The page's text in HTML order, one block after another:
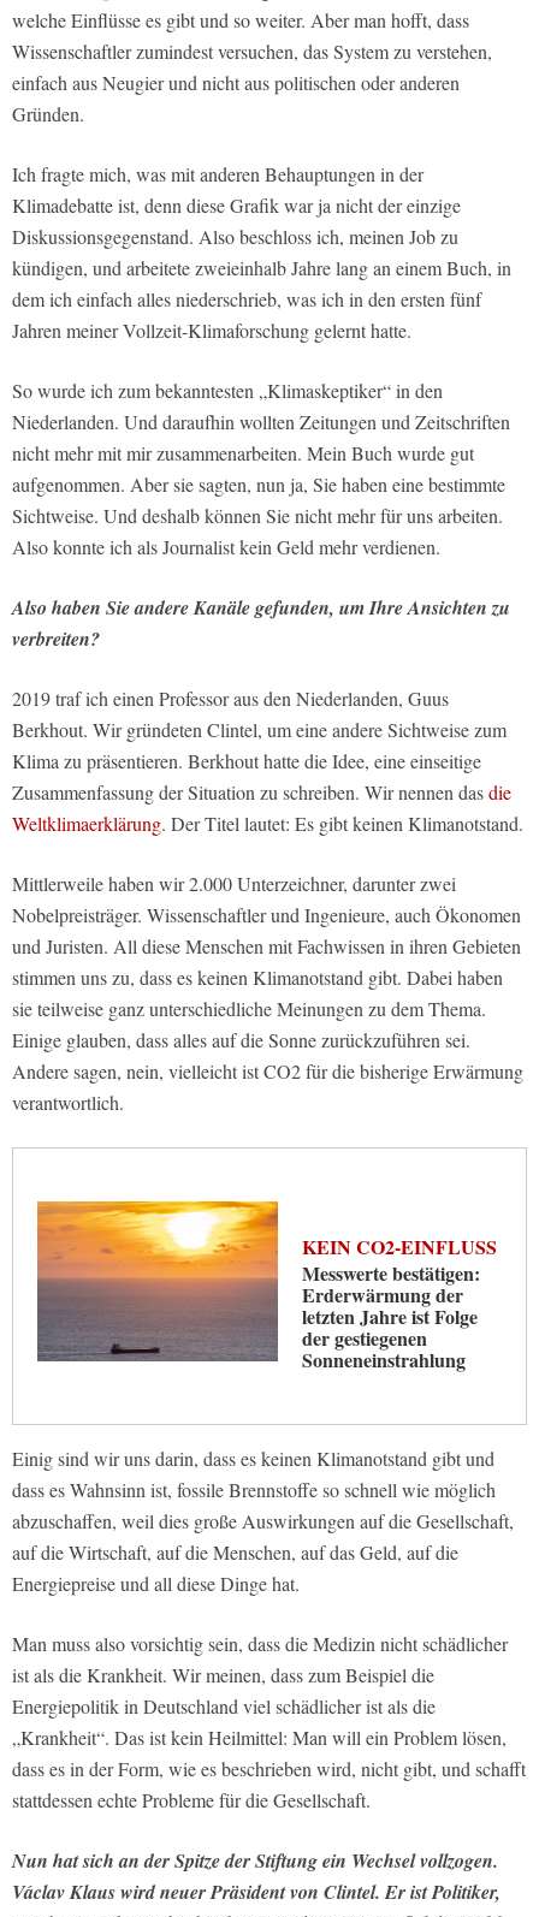
welche Einflüsse es gibt und so weiter. Aber man hofft, dass
Wissenschaftler zumindest versuchen, das System zu verstehen,
einfach aus Neugier und nicht aus politischen oder anderen
Gründen.
Ich fragte mich, was mit anderen Behauptungen in der
Klimadebatte ist, denn diese Grafik war ja nicht der einzige
Diskussionsgegenstand. Also beschloss ich, meinen Job zu
kündigen, und arbeitete zweieinhalb Jahre lang an einem Buch, in
dem ich einfach alles niederschrieb, was ich in den ersten fünf
Jahren meiner Vollzeit-Klimaforschung gelernt hatte.
So wurde ich zum bekanntesten „Klimaskeptiker“ in den
Niederlanden. Und daraufhin wollten Zeitungen und Zeitschriften
nicht mehr mit mir zusammenarbeiten. Mein Buch wurde gut
aufgenommen. Aber sie sagten, nun ja, Sie haben eine bestimmte
Sichtweise. Und deshalb können Sie nicht mehr für uns arbeiten.
Also konnte ich als Journalist kein Geld mehr verdienen.
Also haben Sie andere Kanäle gefunden, um Ihre Ansichten zu
verbreiten?
2019 traf ich einen Professor aus den Niederlanden, Guus
Berkhout. Wir gründeten Clintel, um eine andere Sichtweise zum
Klima zu präsentieren. Berkhout hatte die Idee, eine einseitige
Zusammenfassung der Situation zu schreiben. Wir nennen dasdie
Weltklimaerklärung. Der Titel lautet: Es gibt keinen Klimanotstand.
Mittlerweile haben wir 2.000 Unterzeichner, darunter zwei
Nobelpreisträger. Wissenschaftler und Ingenieure, auch Ökonomen
und Juristen. All diese Menschen mit Fachwissen in ihren Gebieten
stimmen uns zu, dass es keinen Klimanotstand gibt. Dabei haben
sie teilweise ganz unterschiedliche Meinungen zu dem Thema.
Einige glauben, dass alles auf die Sonne zurückzuführen sei.
Andere sagen, nein, vielleicht ist CO2 für die bisherige Erwärmung
verantwortlich.
KEIN CO2-EINFLUSS
Messwerte bestätigen:
Erderwärmung der
letzten Jahre ist Folge
der gestiegenen
Sonneneinstrahlung
Einig sind wir uns darin, dass es keinen Klimanotstand gibt und
dass es Wahnsinn ist, fossile Brennstoffe so schnell wie möglich
abzuschaffen, weil dies große Auswirkungen auf die Gesellschaft,
auf die Wirtschaft, auf die Menschen, auf das Geld, auf die
Energiepreise und all diese Dinge hat.
Man muss also vorsichtig sein, dass die Medizin nicht schädlicher
ist als die Krankheit. Wir meinen, dass zum Beispiel die
Energiepolitik in Deutschland viel schädlicher ist als die
„Krankheit“. Das ist kein Heilmittel: Man will ein Problem lösen,
dass es in der Form, wie es beschrieben wird, nicht gibt, und schafft
stattdessen echte Probleme für die Gesellschaft.
Nun hat sich an der Spitze der Stiftung ein Wechsel vollzogen.
Václav Klaus wird neuer Präsident von Clintel. Er ist Politiker,